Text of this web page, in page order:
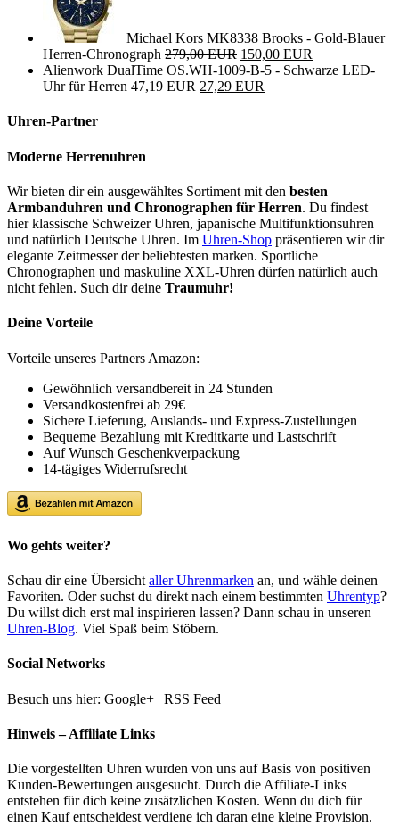
Michael Kors MK8338 Brooks - Gold-Blauer
Herren-Chronograph 279,00 EUR 150,00 EUR
Alienwork DualTime OS.WH-1009-B-5 - Schwarze LED-
Uhr für Herren 47,19 EUR 27,29 EUR
Uhren-Partner
Moderne Herrenuhren
Wir bieten dir ein ausgewähltes Sortiment mit den besten
Armbanduhren und Chronographen für Herren. Du findest
hier klassische Schweizer Uhren, japanische Multifunktionsuhren
und natürlich Deutsche Uhren. Im Uhren-Shop präsentieren wir dir
elegante Zeitmesser der beliebtesten marken. Sportliche
Chronographen und maskuline XXL-Uhren dürfen natürlich auch
nicht fehlen. Such dir deine Traumuhr!
Deine Vorteile
Vorteile unseres Partners Amazon:
Gewöhnlich versandbereit in 24 Stunden
Versandkostenfrei ab 29€
Sichere Lieferung, Auslands- und Express-Zustellungen
Bequeme Bezahlung mit Kreditkarte und Lastschrift
Auf Wunsch Geschenkverpackung
14-tägiges Widerrufsrecht
Wo gehts weiter?
Schau dir eine Übersicht aller Uhrenmarken an, und wähle deinen
Favoriten. Oder suchst du direkt nach einem bestimmten Uhrentyp?
Du willst dich erst mal inspirieren lassen? Dann schau in unseren
Uhren-Blog. Viel Spaß beim Stöbern.
Social Networks
Besuch uns hier: Google+ | RSS Feed
Hinweis – Affiliate Links
Die vorgestellten Uhren wurden von uns auf Basis von positiven
Kunden-Bewertungen ausgesucht. Durch die Affiliate-Links
entstehen für dich keine zusätzlichen Kosten. Wenn du dich für
einen Kauf entscheidest verdiene ich daran eine kleine Provision.